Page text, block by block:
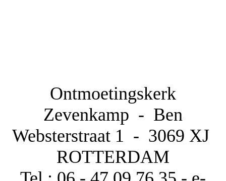
Ontmoetingskerk
Zevenkamp - Ben
Websterstraat 1 - 3069 XJ
ROTTERDAM